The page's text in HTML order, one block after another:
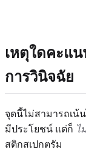
เหตุใดคะแ
การวินิจฉัย
จุดนี้ไม่สามารถเน้
มีประโยชน์ แต่ก็ ไ
สติกสเปกตรัม